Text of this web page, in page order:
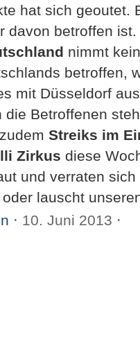
hat sich geoutet.
davon betroffen ist.
nimmt
betroffen,
mit Düsseldorf
Betroffenen
Streiks im
Zirkus diese
und verraten
lauscht
⋅ 10. Juni 2013 ⋅